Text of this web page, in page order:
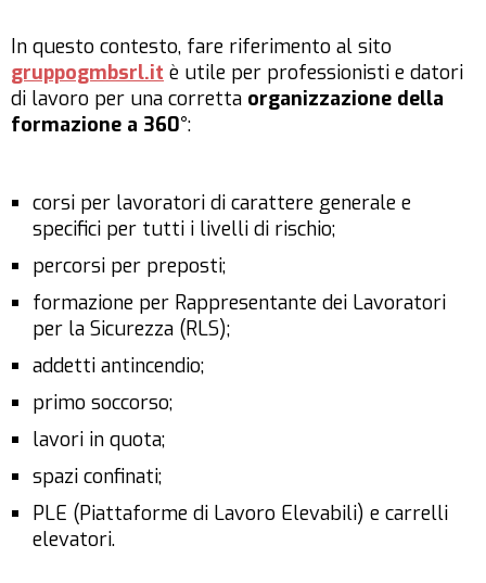
In questo contesto, fare riferimento al sito
gruppogmbsrl.it è utile per professionisti e datori
di lavoro per una corretta organizzazione della
formazione a 360°:
corsi per lavoratori di carattere generale e
specifici per tutti i livelli di rischio;
percorsi per preposti;
formazione per Rappresentante dei Lavoratori
per la Sicurezza (RLS);
addetti antincendio;
primo soccorso;
lavori in quota;
spazi confinati;
PLE (Piattaforme di Lavoro Elevabili) e carrelli
elevatori.